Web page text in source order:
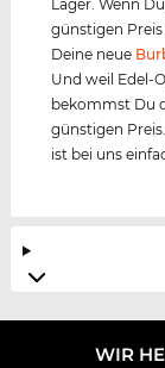
Lager. Wenn
günstigen
Deine neue
Und weil Edel-
bekommst Du
günstigen
ist bei uns
WIR